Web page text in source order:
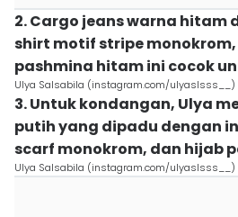
2. Cargo jeans warna hitam
shirt motif stripe
pashmina hitam ini cocok
Ulya Salsabila (instagram.com/ulyaslsss__)
3. Untuk kondangan, Ulya
putih yang dipadu dengan
scarf monokrom, dan hijab
Ulya Salsabila (instagram.com/ulyaslsss__)